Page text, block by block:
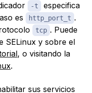
-t
especifica
es
http_port_t .
tcp . Puede
SELinux y sobre el
, o visitando la
.
sus servicios